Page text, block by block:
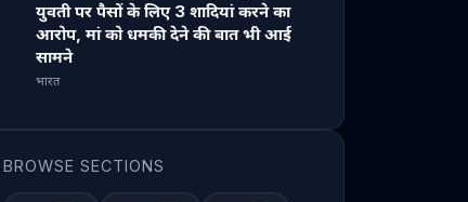
युवती पर पैसों के लिए 3 शादियां करने का
आरोप, मां को धमकी देने की बात भी आई
सामने
भारत
BROWSE SECTIONS